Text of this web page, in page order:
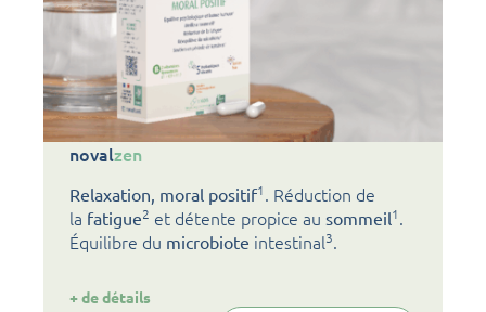
novalzen
Relaxation, moral positif1. Réduction de
la fatigue2 et détente propice au sommeil1.
Équilibre du microbiote intestinal3.
+ de détails